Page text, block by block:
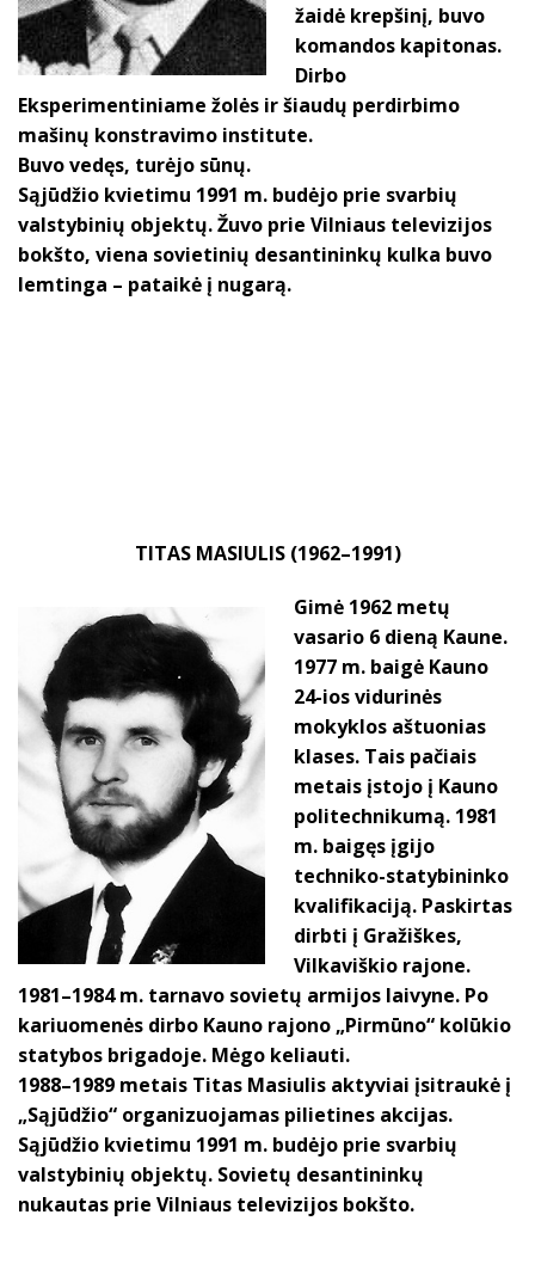
žaidė krepšinį, buvo
komandos kapitonas.
Dirbo
Eksperimentiniame žolės ir šiaudų perdirbimo
mašinų konstravimo institute.
Buvo vedęs, turėjo sūnų.
Sąjūdžio kvietimu 1991 m. budėjo prie svarbių
valstybinių objektų. Žuvo prie Vilniaus televizijos
bokšto, viena sovietinių desantininkų kulka buvo
lemtinga – pataikė į nugarą.
TITAS MASIULIS (1962–1991)
Gimė 1962 metų
vasario 6 dieną Kaune.
1977 m. baigė Kauno
24-ios vidurinės
mokyklos aštuonias
klases. Tais pačiais
metais įstojo į Kauno
politechnikumą. 1981
m. baigęs įgijo
techniko-statybininko
kvalifikaciją. Paskirtas
dirbti į Gražiškes,
Vilkaviškio rajone.
1981–1984 m. tarnavo sovietų armijos laivyne. Po
kariuomenės dirbo Kauno rajono „Pirmūno“ kolūkio
statybos brigadoje. Mėgo keliauti.
1988–1989 metais Titas Masiulis aktyviai įsitraukė į
„Sąjūdžio“ organizuojamas pilietines akcijas.
Sąjūdžio kvietimu 1991 m. budėjo prie svarbių
valstybinių objektų. Sovietų desantininkų
nukautas prie Vilniaus televizijos bokšto.